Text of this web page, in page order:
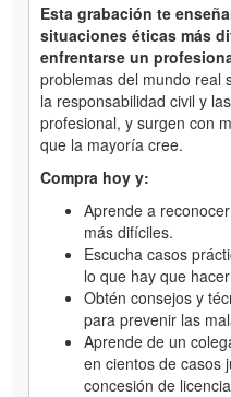
Esta grabación te
situaciones éticas más
enfrentarse un
problemas del mundo real
la responsabilidad civil y
profesional, y surgen con
que la mayoría cree.
Compra hoy y:
Aprende a
más difíciles.
Escucha casos
lo que hay que
Obtén consejos y
para prevenir las
Aprende de un
en cientos de casos
concesión de